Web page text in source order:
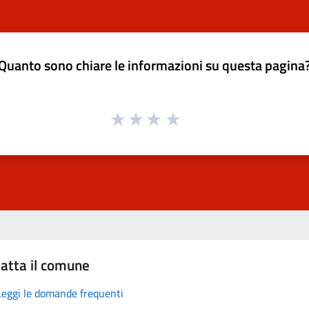
sono chiare le informazioni su questa
il comune
le domande frequenti